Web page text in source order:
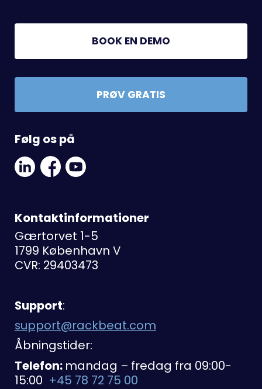
BOOK EN DEMO
PRØV GRATIS
Følg os på
Linkedin
Social
Link
Facebook
Social
Link
Youtube
Link
Kontaktinformationer
Gærtorvet 1-5
1799 København V
CVR: 29403473
Support:
support@rackbeat.com
Åbningstider:
Telefon: mandag – fredag fra 09:00-
15:00 +45 78 72 75 00